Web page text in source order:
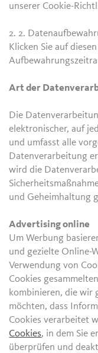
unserer Cookie-
2. 2.
Klicken Sie auf diesen
Art der
Die
elektronischer, auf
und umfasst alle
Datenverarbeitung
wird die
und Geheimhaltung
Advertising online
Um Werbung
und gezielte Online-
Verwendung von
Cookies
kombinieren, die wir
möchten, dass
Cookies verarbeitet
Cookies, in dem Sie
überprüfen und